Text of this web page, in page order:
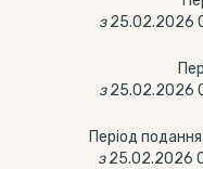
з 25.02.2026
з 25.02.2026
Період
з 25.02.2026